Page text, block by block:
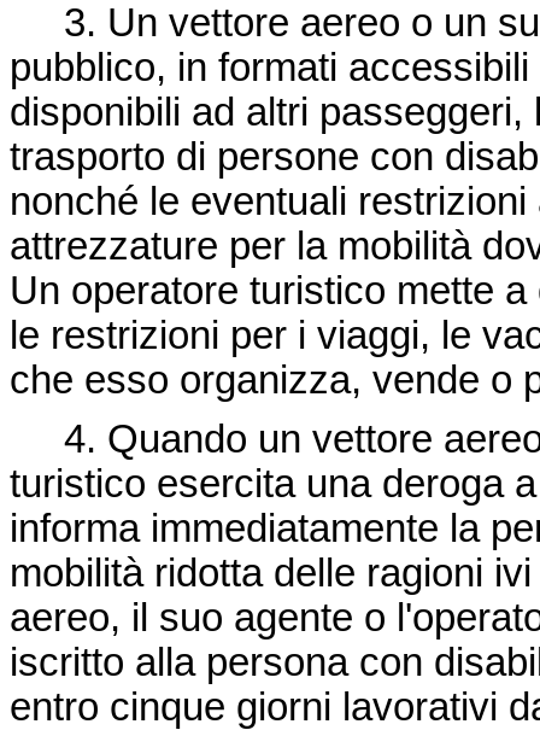
3. Un vettore aereo o un
pubblico, in formati
disponibili ad altri
trasporto di persone con
nonché le eventuali
attrezzature per la mobilità
Un operatore turistico mette
le restrizioni per i viaggi, le
che esso organizza, vende o
4. Quando un vettore
turistico esercita una deroga
informa immediatamente la
mobilità ridotta delle ragioni
aereo, il suo agente o
iscritto alla persona con
entro cinque giorni lavorativi